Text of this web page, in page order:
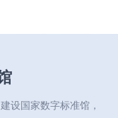
设国家数字标准馆，